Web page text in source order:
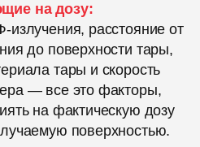
на дозу:
излучения, расстояние от
до поверхности тары,
тары и скорость
— все это факторы,
на фактическую дозу
поверхностью.